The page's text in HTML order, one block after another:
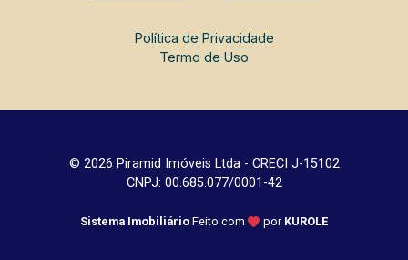
Política de Privacidade
Termo de Uso
© 2026 Piramid Imóveis Ltda - CRECI J-15102
CNPJ: 00.685.077/0001-42
Sistema Imobiliário Feito com por KUROLE